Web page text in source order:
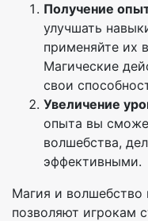
Получение
улучшать
применяйте их
Магические
свои
Увеличение
опыта вы
волшебства,
эффективными.
Магия и волшебство
позволяют игрокам